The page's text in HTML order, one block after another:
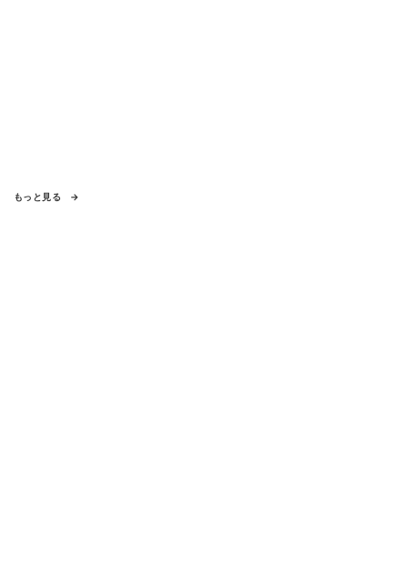
もっと見る